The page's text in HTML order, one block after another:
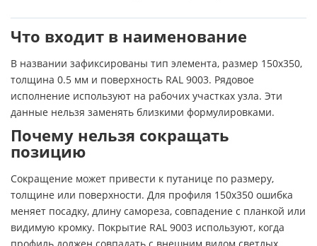
Что входит в наименование
В названии зафиксированы тип элемента, размер 150х350,
толщина 0.5 мм и поверхность RAL 9003. Рядовое
исполнение используют на рабочих участках узла. Эти
данные нельзя заменять близкими формулировками.
Почему нельзя сокращать
позицию
Сокращение может привести к путанице по размеру,
толщине или поверхности. Для профиля 150х350 ошибка
меняет посадку, длину самореза, совпадение с планкой или
видимую кромку. Покрытие RAL 9003 используют, когда